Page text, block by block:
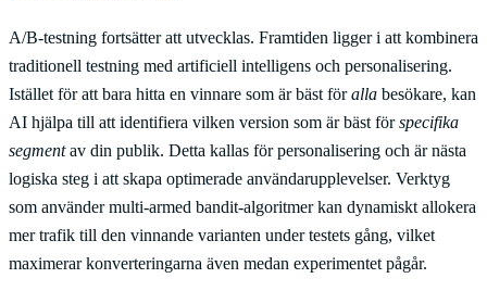
A/B-testning fortsätter att utvecklas. Framtiden ligger i att kombinera
traditionell testning med artificiell intelligens och personalisering.
Istället för att bara hitta en vinnare som är bäst föralla besökare, kan
AI hjälpa till att identifiera vilken version som är bäst förspecifika
segmentav din publik. Detta kallas för personalisering och är nästa
logiska steg i att skapa optimerade användarupplevelser. Verktyg
som använder multi-armed bandit-algoritmer kan dynamiskt allokera
mer trafik till den vinnande varianten under testets gång, vilket
maximerar konverteringarna även medan experimentet pågår.